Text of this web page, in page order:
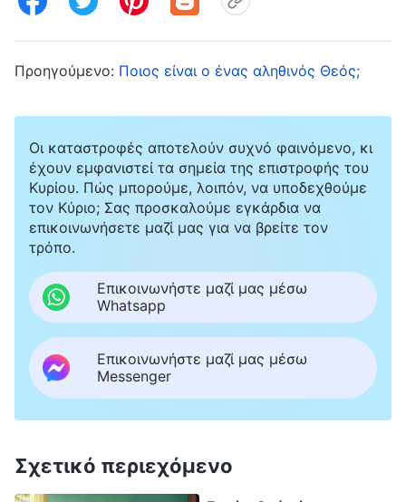
βασιλείας των ουρανών; Αν όλοι περιμένουν
τον Σωτήρα να κατέβει, προσκολλημένοι σε
αυτήν την αντίληψη, είναι βέβαιο πως θα είναι
σώζει ο Σωτήρας την ανθρωπότητα με την
έλευσή Του; Πρώτα, μας σώζει από την
αμαρτία. Με το έργο της λύτρωσης, ο Κύριος
Ιησούς συγχώρεσε τις αμαρτίες μας. Παρόλα
αυτά, συνεχίζουμε να αμαρτάνουμε. Δεν
έχουμε ξεφύγει από τα δεσμά της αμαρτίας.
είναι άγιος και δίκαιος. Εμφανίζεται για ένα
άγιο μέρος και κρύβεται από τον τόπο της
βρωμιάς. Δεν μπορούμε να αντικρίσουμε τον
αμαρτία, είμαστε ανάξιοι να εισέλθουμε στη
Προηγούμενο: Ποιος είναι ο ένας αληθινός Θεός;
Οι καταστροφές αποτελούν συχνό φαινόμενο, κι
έχουν εμφανιστεί τα σημεία της επιστροφής του
Κυρίου. Πώς μπορούμε, λοιπόν, να υποδεχθούμε
τον Κύριο; Σας προσκαλούμε εγκάρδια να
επικοινωνήσετε μαζί μας για να βρείτε τον
τρόπο.
Επικοινωνήστε μαζί μας μέσω
Whatsapp
Επικοινωνήστε μαζί μας μέσω
Messenger
Σχετικό περιεχόμενο